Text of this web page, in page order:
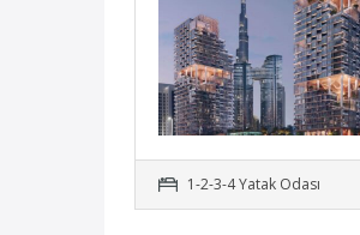
1-2-3-4 Yatak Odası